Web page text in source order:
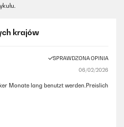
krajów
SPRAWDZONA OPINIA
06/02/2026
Monate lang benutzt werden.Preislich